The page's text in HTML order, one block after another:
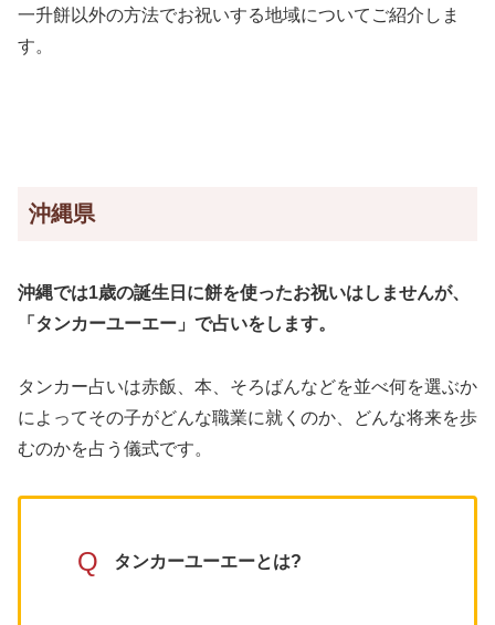
一升餅以外の方法でお祝いする地域についてご紹介しま
す。
沖縄県
沖縄では1歳の誕生日に餅を使ったお祝いはしませんが、
「タンカーユーエー」で占いをします。
タンカー占いは赤飯、本、そろばんなどを並べ何を選ぶか
によってその子がどんな職業に就くのか、どんな将来を歩
むのかを占う儀式です。
Q タンカーユーエーとは?